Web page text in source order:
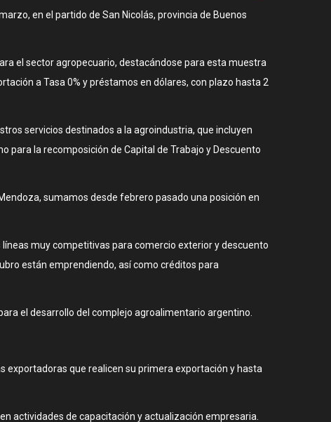
en el partido de San Nicolás, provincia de Buenos
el sector agropecuario, destacándose para esta muestra
a Tasa 0% y préstamos en dólares, con plazo hasta 2
servicios destinados a la agroindustria, que incluyen
la recomposición de Capital de Trabajo y Descuento
sumamos desde febrero pasado una posición en
líneas muy competitivas para comercio exterior y descuento
están emprendiendo, así como créditos para
el desarrollo del complejo agroalimentario argentino.
exportadoras que realicen su primera exportación y hasta
actividades de capacitación y actualización empresaria.